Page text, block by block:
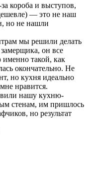
короба и выступов,
— это не наш
но не нашли
мы решили делать
он все
такой, как
окончательно. Не
но кухня идеально
нравится.
нашу кухню-
стенам, им пришлось
но результат